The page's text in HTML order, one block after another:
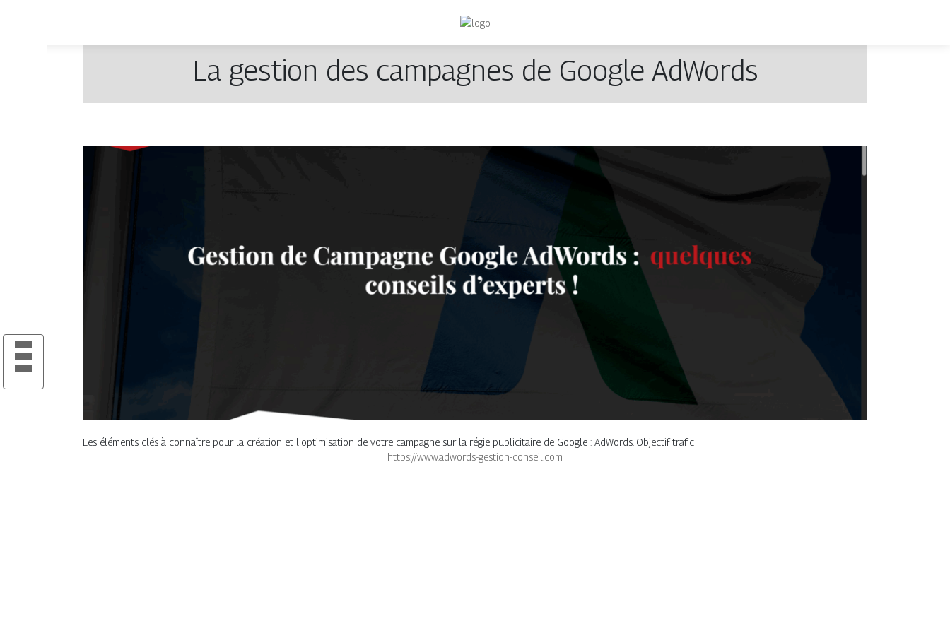
La gestion des campagnes de Google AdWords
Les éléments clés à connaître pour la création et l'optimisation de votre campagne sur la régie publicitaire de Google : AdWords. Objectif trafic !
https://www.adwords-gestion-conseil.com